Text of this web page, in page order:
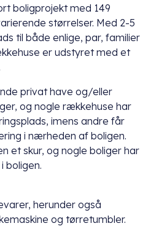
boligprojekt med 149
størrelser. Med 2-5
til både enlige, par, familier
er udstyret med et
privat have og/eller
og nogle rækkehuse har
imens andre får
i nærheden af boligen.
et skur, og nogle boliger har
boligen.
herunder også
og tørretumbler.